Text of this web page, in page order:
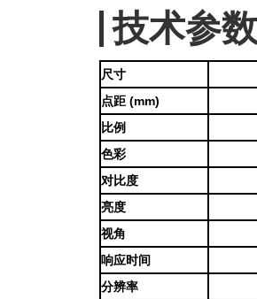
技术参数
尺寸
点距 (mm)
比例
色彩
对比度
亮度
视角
响应时间
分辨率